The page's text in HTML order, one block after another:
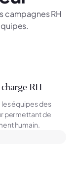
campagnes RH
RH
équipes des
permettant de
humain.